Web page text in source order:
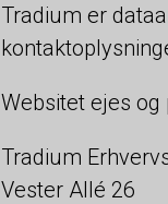
Tradium er
Websitet ejes
Tradium
Vester Allé 26